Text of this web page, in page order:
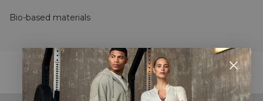
Bio-based materials
STYLE WITH